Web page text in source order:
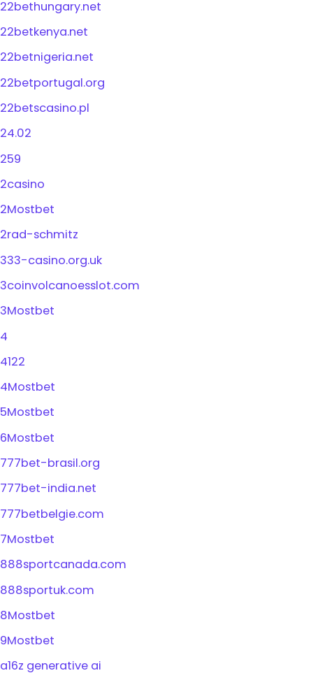
22bethungary.net
22betkenya.net
22betnigeria.net
22betportugal.org
22betscasino.pl
24.02
259
2casino
2Mostbet
2rad-schmitz
333-casino.org.uk
3coinvolcanoesslot.com
3Mostbet
4
4122
4Mostbet
5Mostbet
6Mostbet
777bet-brasil.org
777bet-india.net
777betbelgie.com
7Mostbet
888sportcanada.com
888sportuk.com
8Mostbet
9Mostbet
a16z generative ai